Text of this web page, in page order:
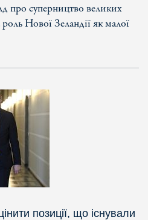
про суперництво великих
Нової Зеландії як малої
позиції, що існували